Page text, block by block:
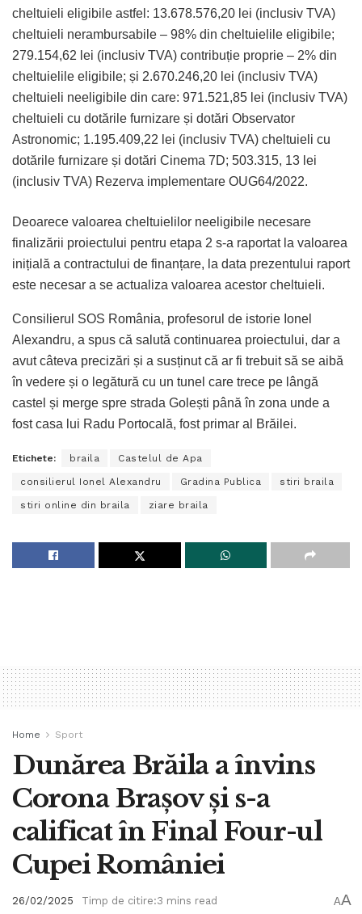
cheltuieli eligibile astfel: 13.678.576,20 lei (inclusiv TVA)
cheltuieli nerambursabile – 98% din cheltuielile eligibile;
279.154,62 lei (inclusiv TVA) contribuție proprie – 2% din
cheltuielile eligibile; și 2.670.246,20 lei (inclusiv TVA)
cheltuieli neeligibile din care: 971.521,85 lei (inclusiv TVA)
cheltuieli cu dotările furnizare și dotări Observator
Astronomic; 1.195.409,22 lei (inclusiv TVA) cheltuieli cu
dotările furnizare și dotări Cinema 7D; 503.315, 13 lei
(inclusiv TVA) Rezerva implementare OUG64/2022.
Deoarece valoarea cheltuielilor neeligibile necesare
finalizării proiectului pentru etapa 2 s-a raportat la valoarea
inițială a contractului de finanțare, la data prezentului raport
este necesar a se actualiza valoarea acestor cheltuieli.
Consilierul SOS România, profesorul de istorie Ionel
Alexandru, a spus că salută continuarea proiectului, dar a
avut câteva precizări și a susținut că ar fi trebuit să se aibă
în vedere și o legătură cu un tunel care trece pe lângă
castel și merge spre strada Golești până în zona unde a
fost casa lui Radu Portocală, fost primar al Brăilei.
Etichete: braila Castelul de Apa
consilierul Ionel Alexandru Gradina Publica stiri braila
stiri online din braila ziare braila
Home Sport
Dunărea Brăila a învins
Corona Brașov și s-a
calificat în Final Four-ul
Cupei României
26/02/2025 Timp de citire:3 mins read AA